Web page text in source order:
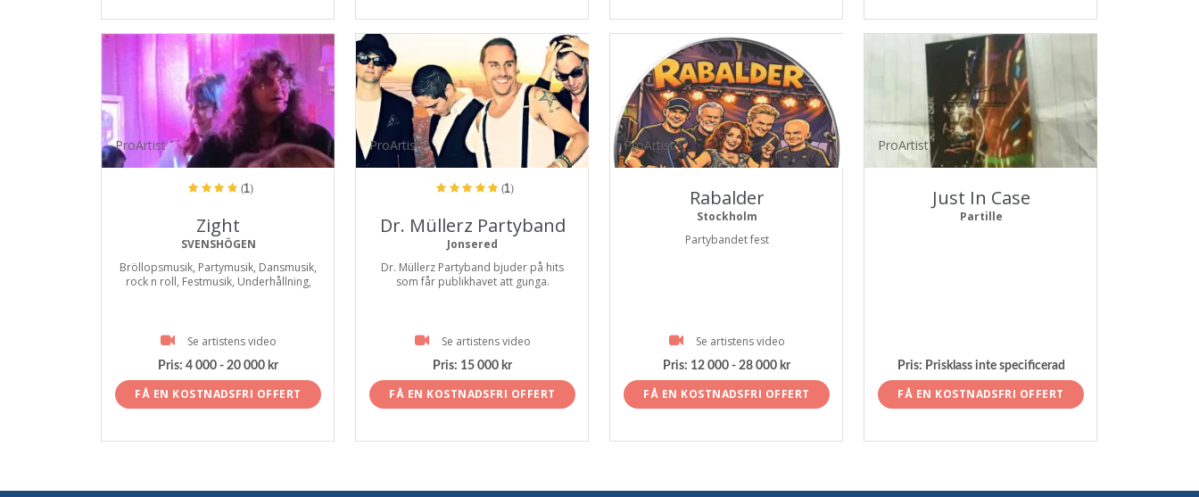
ProArtist
(1)
Zight
SVENSHÖGEN
Bröllopsmusik, Partymusik, Dansmusik,
rock n roll, Festmusik, Underhållning,
Se artistens video
Pris: 4 000 - 20 000 kr
FÅ EN KOSTNADSFRI OFFERT
ProArtist
(1)
Dr. Müllerz Partyband
Jonsered
Dr. Müllerz Partyband bjuder på hits
som får publikhavet att gunga.
Se artistens video
Pris: 15 000 kr
FÅ EN KOSTNADSFRI OFFERT
ProArtist
Rabalder
Stockholm
Partybandet fest
Se artistens video
Pris: 12 000 - 28 000 kr
FÅ EN KOSTNADSFRI OFFERT
ProArtist
Just In Case
Partille
Pris: Prisklass inte specificerad
FÅ EN KOSTNADSFRI OFFERT